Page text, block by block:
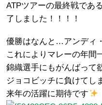
ATPツアーの最終戦であ
了しました！！！！
優勝はなんと…アンディ
これによりマレーの年間
錦織選手にもがんばって
ジョコビッチに負けて
来年の活躍に期待です